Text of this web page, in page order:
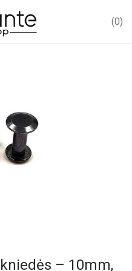
0
– 10mm,